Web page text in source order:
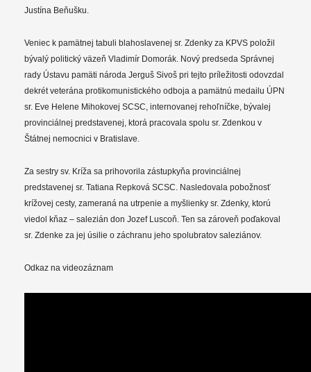
Justína Beňušku.
Veniec k pamätnej tabuli blahoslavenej sr. Zdenky za KPVS položil
bývalý politický väzeň Vladimír Domorák. Nový predseda Správnej
rady Ústavu pamäti národa Jerguš Sivoš pri tejto príležitosti odovzdal
dekrét veterána protikomunistického odboja a pamätnú medailu ÚPN
sr. Eve Helene Mihokovej SCSC, internovanej rehoľníčke, bývalej
provinciálnej predstavenej, ktorá pracovala spolu sr. Zdenkou v
Štátnej nemocnici v Bratislave.
Za sestry sv. Kríža sa prihovorila zástupkyňa provinciálnej
predstavenej sr. Tatiana Repková SCSC. Nasledovala pobožnosť
krížovej cesty, zameraná na utrpenie a myšlienky sr. Zdenky, ktorú
viedol kňaz – salezián don Jozef Luscoň. Ten sa zároveň poďakoval
sr. Zdenke za jej úsilie o záchranu jeho spolubratov saleziánov.
Odkaz na videozáznam